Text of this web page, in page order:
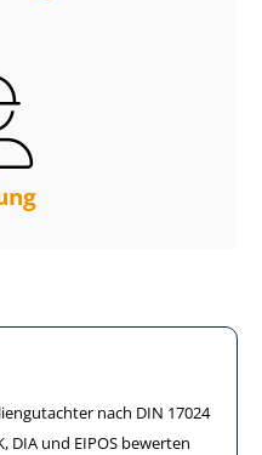
nach DIN 17024
DIA und EIPOS bewerten